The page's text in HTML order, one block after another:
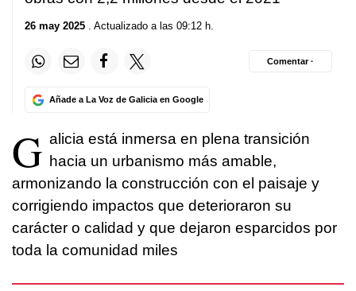
26 may 2025 . Actualizado a las 09:12 h.
Añade a La Voz de Galicia en Google
Comentar ·
G alicia está inmersa en plena transición
hacia un urbanismo más amable,
armonizando la construcción con el paisaje y
corrigiendo impactos que deterioraron su
carácter o calidad y que dejaron esparcidos por
toda la comunidad miles